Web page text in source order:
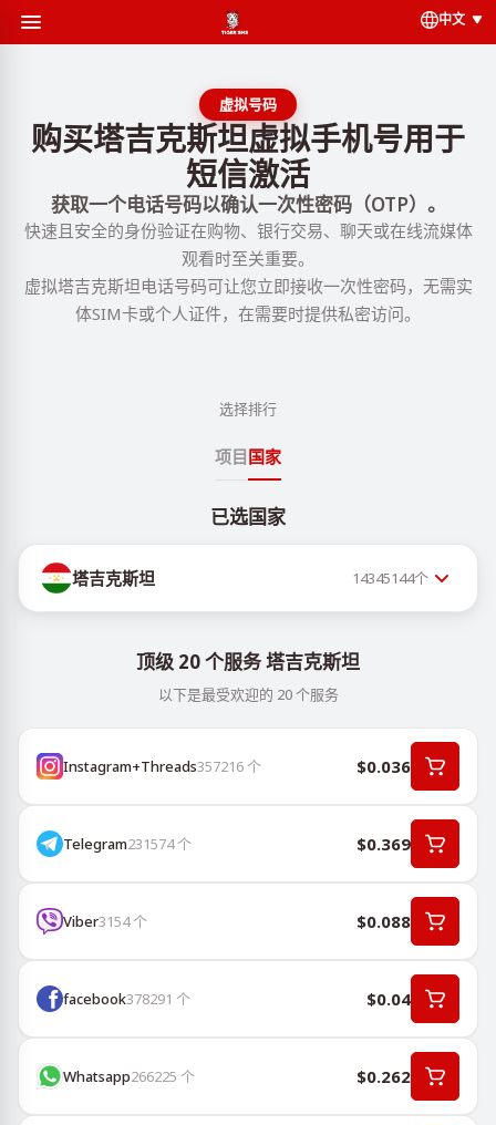
中文
虚拟号码
购买塔吉克斯坦虚拟手机号用于
短信激活
获取一个电话号码以确认一次性密码（OTP）。
快速且安全的身份验证在购物、银行交易、聊天或在线流媒体
观看时至关重要。
虚拟塔吉克斯坦电话号码可让您立即接收一次性密码，无需实
体SIM卡或个人证件，在需要时提供私密访问。
选择排行
项目国家
已选国家
塔吉克斯坦 14345144个
顶级 20 个服务 塔吉克斯坦
以下是最受欢迎的 20 个服务
Instagram+Threads357216个 $0.036
Telegram231574个 $0.369
Viber3154个 $0.088
facebook378291 个 $0.04
Whatsapp266225 个 $0.262